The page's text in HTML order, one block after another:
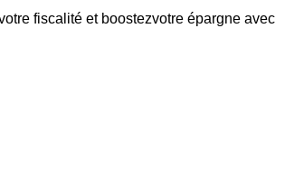
fiscalité et boostezvotre épargne avec